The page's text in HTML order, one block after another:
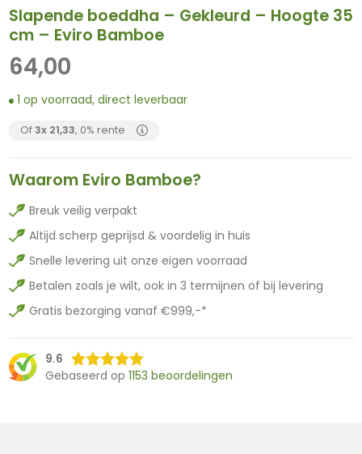
Slapende boeddha – Gekleurd – Hoogte 35
cm – Eviro Bamboe
Of3x 21,33, 0% rente
64,00
1 op voorraad, direct leverbaar
Waarom Eviro Bamboe?
Breuk veilig verpakt
Altijd scherp geprijsd & voordelig in huis
Snelle levering uit onze eigen voorraad
Betalen zoals je wilt, ook in 3 termijnen of bij levering
Gratis bezorging vanaf €999,-*
9.6
Gebaseerd op 1153 beoordelingen